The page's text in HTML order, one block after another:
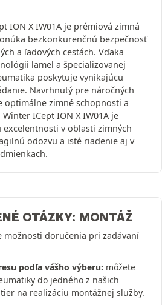
ION X IW01A je prémiová zimná
bezkonkurenčnú bezpečnosť
a ľadových cestách. Vďaka
lamel a špecializovanej
poskytuje vynikajúcu
Navrhnutý pre náročných
optimálne zimné schopnosti a
ICept ION X IW01A je
v oblasti zimných
odozvu a isté riadenie aj v
OTÁZKY: MONTÁŽ
možnosti doručenia pri zadávaní
podľa vášho výberu: môžete
do jedného z našich
na realizáciu montážnej služby.